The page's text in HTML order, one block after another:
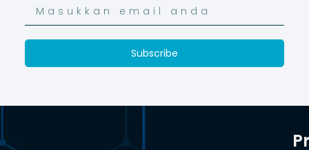
Subscribe